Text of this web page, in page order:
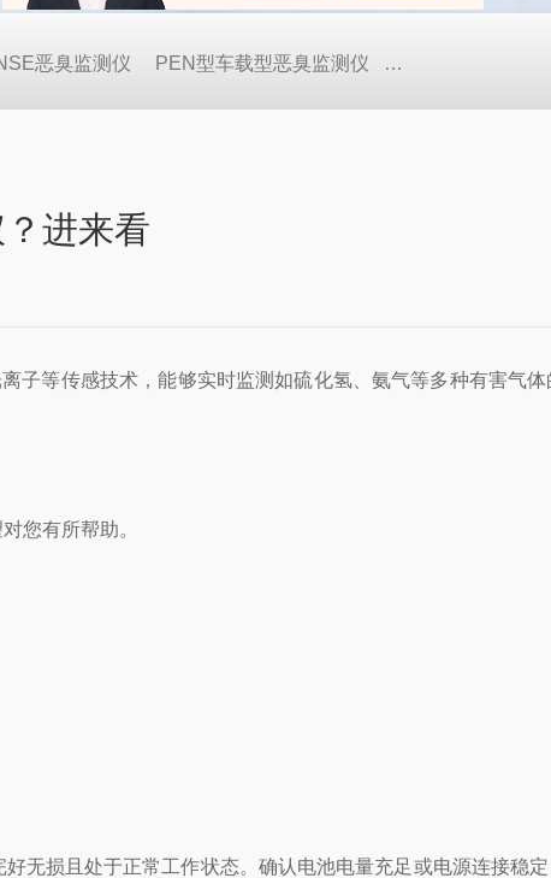
恶臭监测仪 PEN型车载型恶臭监测仪 GDA-FR便携式有
进来看
等传感技术，能够实时监测如硫化氢、氨气等多种有害气
您有所帮助。
损且处于正常工作状态。确认电池电量充足或电源连接稳